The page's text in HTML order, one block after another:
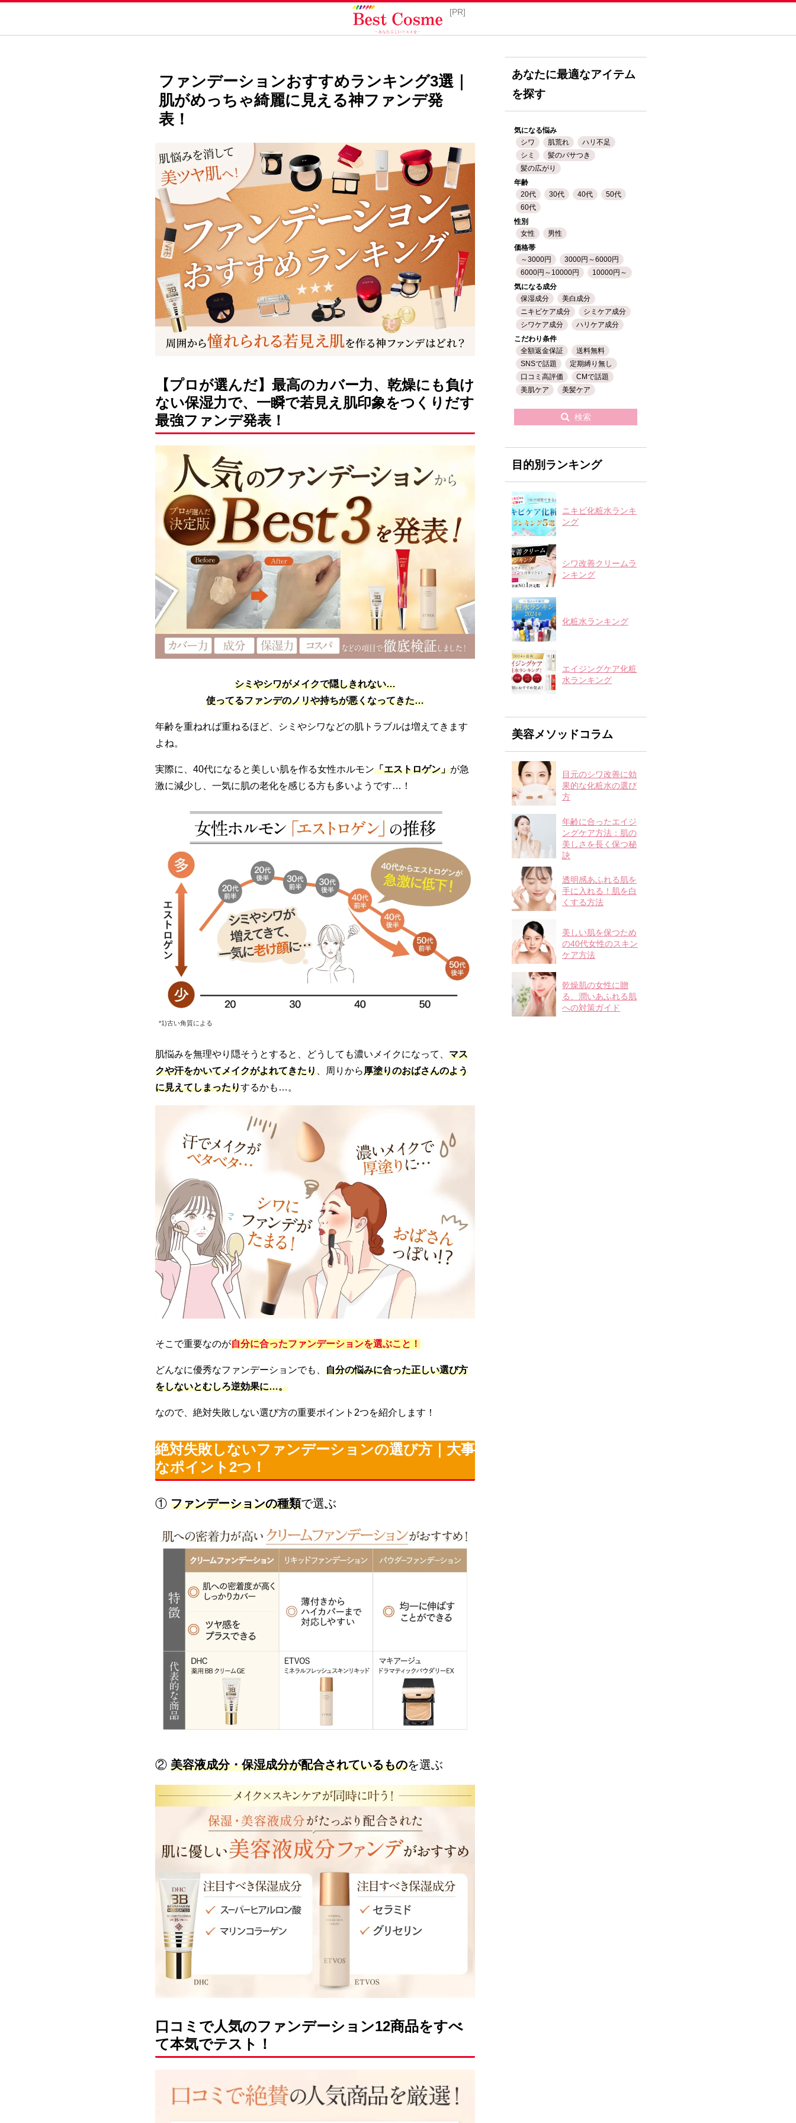
ファンデーションおすすめランキング3選｜
肌がめっちゃ綺麗に見える神ファンデ発
表！
【プロが選んだ】最高のカバー力、乾燥にも負け
ない保湿力で、一瞬で若見え肌印象をつくりだす
最強ファンデ発表！
シミやシワがメイクで隠しきれない…
使ってるファンデのノリや持ちが悪くなってきた…
年齢を重ねれば重ねるほど、シミやシワなどの肌トラブルは増えてきます
よね。
実際に、40代になると美しい肌を作る女性ホルモン「エストロゲン」が急
激に減少し、一気に肌の老化を感じる方も多いようです…！
*1)古い角質による
肌悩みを無理やり隠そうとすると、どうしても濃いメイクになって、 マス
クや汗をかいてメイクがよれてきたり 、周りから厚塗りのおばさんのよう
に見えてしまったりするかも…。
そこで重要なのが自分に合ったファンデーションを選ぶこと ！
どんなに優秀なファンデーションでも、 自分の悩みに合った正しい選び方
をしないとむしろ逆効果に…。
なので、絶対失敗しない選び方の重要ポイント2つを紹介します！
絶対失敗しないファンデーションの選び方｜大事
なポイント2つ！
① ファンデーションの種類で選ぶ
② 美容液成分・保湿成分が配合されているものを選ぶ
口コミで人気のファンデーション12商品をすべ
て本気でテスト！
あなたに最適なアイテム
を探す
気になる悩み
シワ
肌荒れ
ハリ不足
シミ
髪のパサつき
髪の広がり
年齢
20代
30代 40代
50代
60代
性別
女性
男性
価格帯
～3000円
3000円～6000円
6000円～10000円
10000円～
気になる成分
保湿成分
美白成分
ニキビケア成分
シミケア成分
シワケア成分
ハリケア成分
こだわり条件
全額返金保証
送料無料
SNSで話題
定期縛り無し
口コミ高評価
CMで話題
美肌ケア
美髪ケア
検索
目的別ランキング
ニキビ化粧水ランキ
ング
シワ改善クリームラ
ンキング
化粧水ランキング
エイジングケア化粧
水ランキング
美容メソッドコラム
目元のシワ改善に効
果的な化粧水の選び
方
年齢に合ったエイジ
ングケア方法：肌の
美しさを長く保つ秘
訣
透明感あふれる肌を
手に入れる！肌を白
くする方法
美しい肌を保つため
の40代女性のスキン
ケア方法
乾燥肌の女性に贈
る、潤いあふれる肌
への対策ガイド